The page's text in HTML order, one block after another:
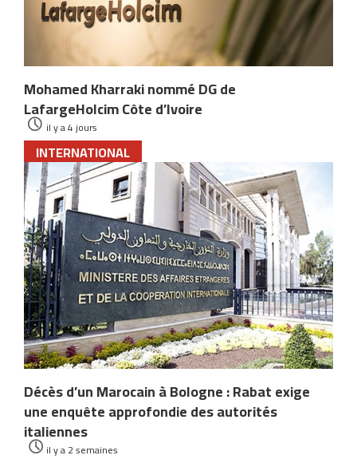
Mohamed Kharraki nommé DG de
LafargeHolcim Côte d’Ivoire
il y a 4 jours
INTERNATIONAL
Décès d’un Marocain à Bologne : Rabat exige
une enquête approfondie des autorités
italiennes
il y a 2 semaines